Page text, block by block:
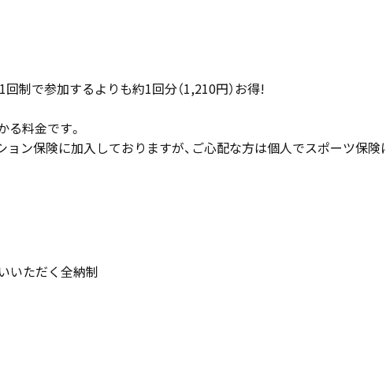
で参加するよりも約1回分（1,210円）お得!
料金です。
ン保険に加入しておりますが、ご心配な方は個人でスポーツ保険
いただく全納制